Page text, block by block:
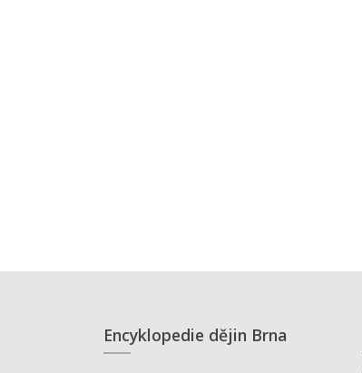
Encyklopedie dějin Brna